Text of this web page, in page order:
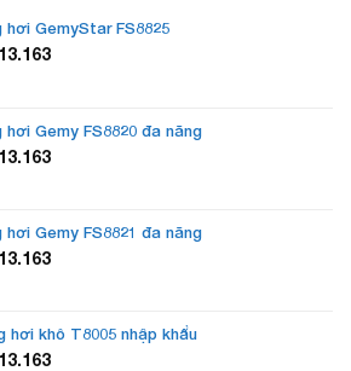
hơi GemyStar FS8825
hơi Gemy FS8820 đa năng
hơi Gemy FS8821 đa năng
hơi khô T8005 nhập khẩu